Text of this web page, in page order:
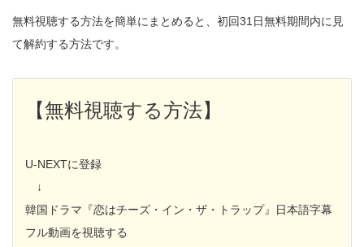
無料視聴する方法を簡単にまとめると、初回31日無料期間内に見
て解約する方法です。
【無料視聴する方法】
U-NEXTに登録
↓
韓国ドラマ『恋はチーズ・イン・ザ・トラップ』日本語字幕
フル動画を視聴する